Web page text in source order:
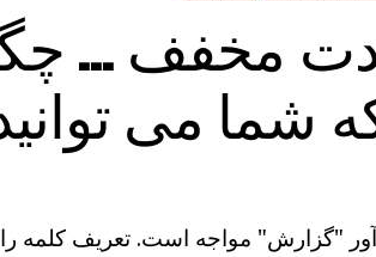
مخفف ...
شما می
آور "گزارش" مواجه است. تعریف کلمه